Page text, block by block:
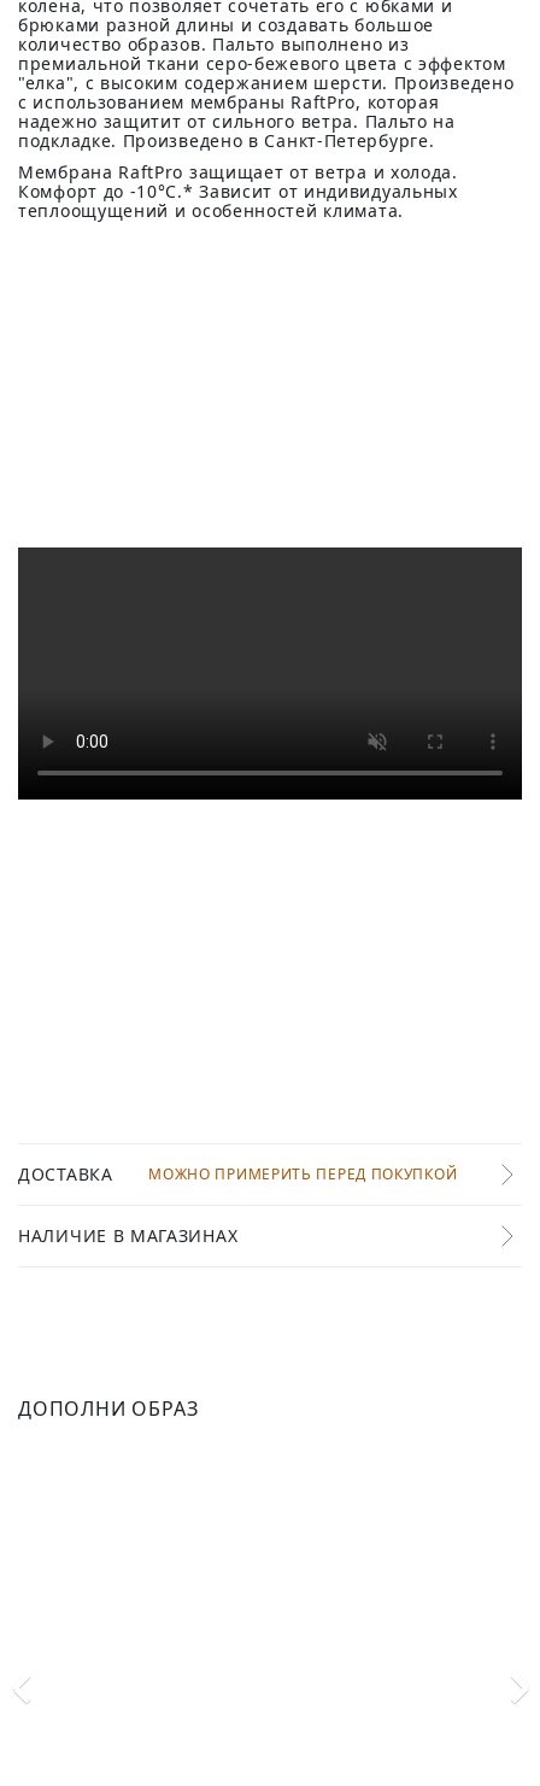
колена, что позволяет сочетать его с юбками и
брюками разной длины и создавать большое
количество образов. Пальто выполнено из
премиальной ткани серо-бежевого цвета с эффектом
"елка", с высоким содержанием шерсти. Произведено
с использованием мембраны RaftPro, которая
надежно защитит от сильного ветра. Пальто на
подкладке. Произведено в Санкт-Петербурге.
Мембрана RaftPro защищает от ветра и холода.
Комфорт до -10°C.* Зависит от индивидуальных
теплоощущений и особенностей климата.
ДОСТАВКА МОЖНО ПРИМЕРИТЬ ПЕРЕД ПОКУПКОЙ
НАЛИЧИЕ В МАГАЗИНАХ
ДОПОЛНИ ОБРАЗ